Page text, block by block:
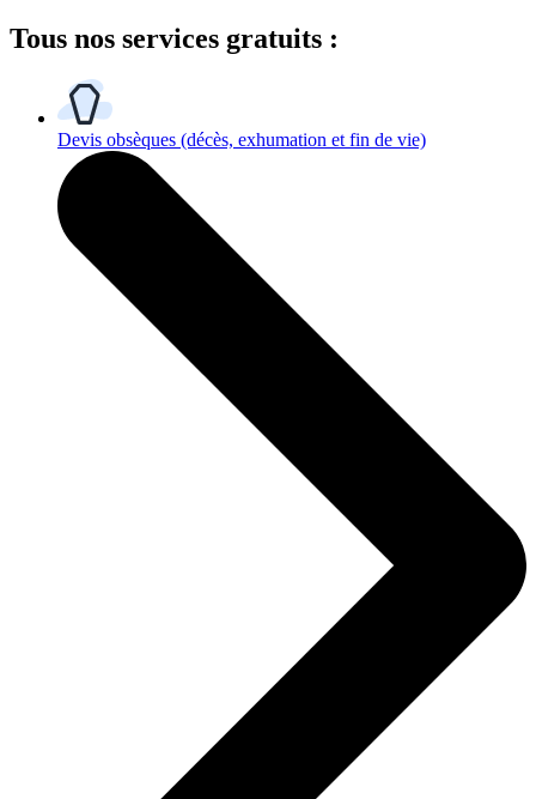
Tous nos services gratuits :
Devis obsèques (décès, exhumation et fin de vie)